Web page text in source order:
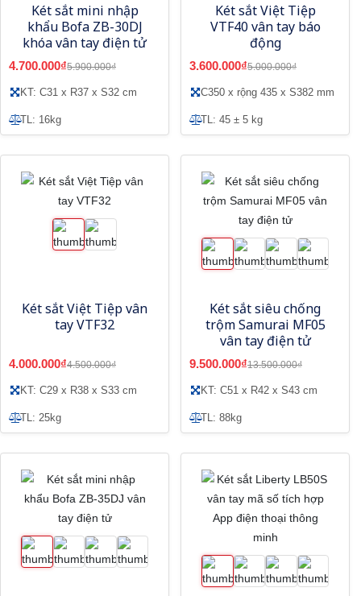
Két sắt mini nhập
khẩu Bofa ZB-30DJ
khóa vân tay điện tử
4.700.000₫5.900.000₫
KT: C31 x R37 x S32 cm
TL: 16kg
Két sắt Việt Tiệp
VTF40 vân tay báo
động
3.600.000₫5.000.000₫
C350 x rộng 435 x S382 mm
TL: 45 ± 5 kg
Két sắt Việt Tiệp vân
tay VTF32
4.000.000₫4.500.000₫
KT: C29 x R38 x S33 cm
TL: 25kg
Két sắt siêu chống
trộm Samurai MF05
vân tay điện tử
9.500.000₫13.500.000₫
KT: C51 x R42 x S43 cm
TL: 88kg